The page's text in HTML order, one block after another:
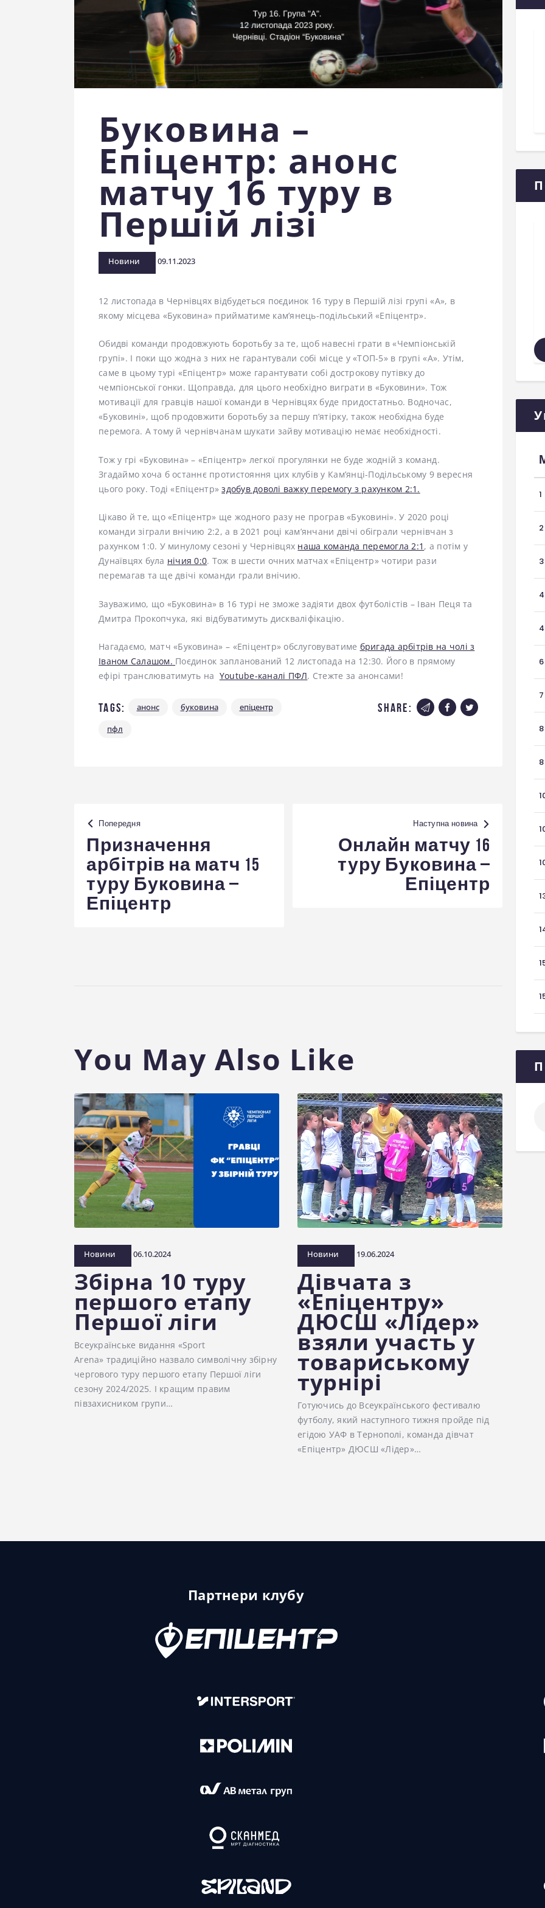
Буковина –
Епіцентр: анонс
матчу 16 туру в
Першій лізі
Новини 09.11.2023
12 листопада в Чернівцях відбудеться поєдинок 16 туру в Першій лізі групі «А», в
якому місцева «Буковина» прийматиме кам’янець-подільський «Епіцентр».
Обидві команди продовжують боротьбу за те, щоб навесні грати в «Чемпіонській
групі». І поки що жодна з них не гарантували собі місце у «ТОП-5» в групі «А». Утім,
саме в цьому турі «Епіцентр» може гарантувати собі дострокову путівку до
чемпіонської гонки. Щоправда, для цього необхідно виграти в «Буковини». Тож
мотивації для гравців нашої команди в Чернівцях буде придостатньо. Водночас,
«Буковині», щоб продовжити боротьбу за першу п’ятірку, також необхідна буде
перемога. А тому й чернівчанам шукати зайву мотивацію немає необхідності.
Тож у грі «Буковина» – «Епіцентр» легкої прогулянки не буде жодній з команд.
Згадаймо хоча б останнє протистояння цих клубів у Кам’янці-Подільському 9 вересня
цього року. Тоді «Епіцентр»здобув доволі важку перемогу з рахунком 2:1.
Цікаво й те, що «Епіцентр» ще жодного разу не програв «Буковині». У 2020 році
команди зіграли внічию 2:2, а в 2021 році кам’янчани двічі обіграли чернівчан з
рахунком 1:0. У минулому сезоні у Чернівцях наша команда перемогла 2:1 , а потім у
Дунаївцях була нічия 0:0. Тож в шести очних матчах «Епіцентр» чотири рази
перемагав та ще двічі команди грали внічию.
Зауважимо, що «Буковина» в 16 турі не зможе задіяти двох футболістів – Іван Пеця та
Дмитра Прокопчука, які відбуватимуть дискваліфікацію.
Нагадаємо, матч «Буковина» – «Епіцентр» обслуговуватиме бригада арбітрів на чолі з
Іваном Салашом. Поєдинок запланований 12 листопада на 12:30. Його в прямому
ефірі транслюватимуть на Youtube-каналі ПФЛ. Стежте за анонсами!
Tags: анонс буковина
епіцентр
пфл
share:
Навігація
записів
Попередня
Призначення
арбітрів на матч 15
туру Буковина –
Епіцентр
Наступна новина
Онлайн матчу 16
туру Буковина –
Епіцентр
You May Also Like
Новини 06.10.2024
Збірна 10 туру
першого етапу
Першої ліги
Всеукраїнське видання «Sport
Arena» традиційно назвало символічну збірну
чергового туру першого етапу Першої ліги
сезону 2024/2025. І кращим правим
півзахисником групи…
Новини 19.06.2024
Дівчата з
«Епіцентру»
ДЮСШ «Лідер»
взяли участь у
товариському
турнірі
Готуючись до Всеукраїнського фестивалю
футболу, який наступного тижня пройде під
егідою УАФ в Тернополі, команда дівчат
«Епіцентр» ДЮСШ «Лідер»…
1
2
3
4
4
6
7
8
8